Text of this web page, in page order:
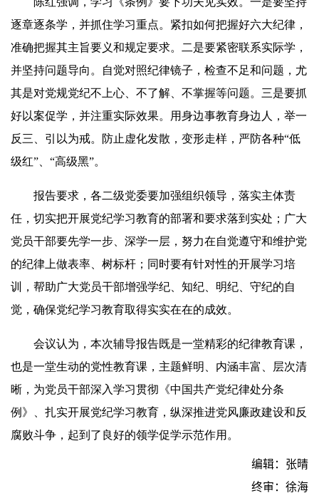
逐章逐条学，并抓住学习重点。紧扣如何把握好六大纪律，
准确把握其主旨要义和规定要求。二是要紧密联系实际学，
并坚持问题导向。自觉对照纪律镜子，检查不足和问题，尤
其是对党规党纪不上心、不了解、不掌握等问题。三是要抓
好以案促学，并注重实际效果。用身边事教育身边人，举一
反三、引以为戒。防止虚化发散，变形走样，严防各种“低
级红”、“高级黑”。
报告要求，各二级党委要加强组织领导，落实主体责
任，切实把开展党纪学习教育的部署和要求落到实处；广大
党员干部要先学一步、深学一层，努力在自觉遵守和维护党
的纪律上做表率、树标杆；同时要有针对性的开展学习培
训，帮助广大党员干部增强学纪、知纪、明纪、守纪的自
觉，确保党纪学习教育取得实实在在的成效。
会议认为，本次辅导报告既是一堂精彩的纪律教育课，
也是一堂生动的党性教育课，主题鲜明、内涵丰富、层次清
晰，为党员干部深入学习贯彻《中国共产党纪律处分条
例》、扎实开展党纪学习教育，纵深推进党风廉政建设和反
腐败斗争，起到了良好的领学促学示范作用。
编辑：张晴
终审：徐海